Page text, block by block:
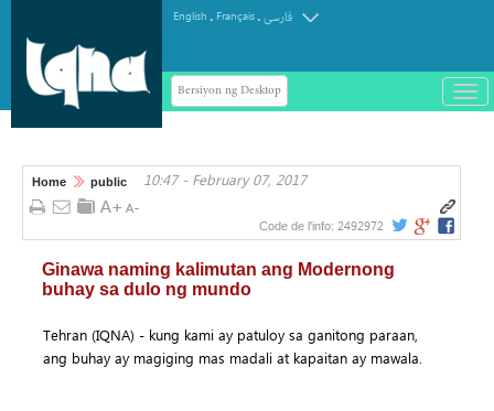
English . Français.فارسی
Bersiyon ng Desktop
باز
و
Home public 10:47 - February 07, 2017
Code de l'info: 2492972
Ginawa naming kalimutan ang Modernong
buhay sa dulo ng mundo
Tehran (IQNA) - kung kami ay patuloy sa ganitong paraan,
ang buhay ay magiging mas madali at kapaitan ay mawala.